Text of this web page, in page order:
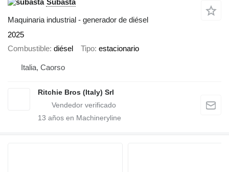
Subasta
Maquinaria industrial - generador de diésel
2025
Combustible diésel Tipo estacionario
Italia, Caorso
Ritchie Bros (Italy) Srl
13 años en Machineryline